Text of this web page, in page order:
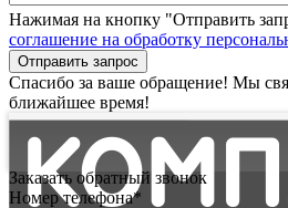
Нажимая на кнопку "Отправить
соглашение на обработку
Отправить запрос
Спасибо за ваше обращение! Мы
ближайшее время!
Заказать обратный звонок
Номер телефона*